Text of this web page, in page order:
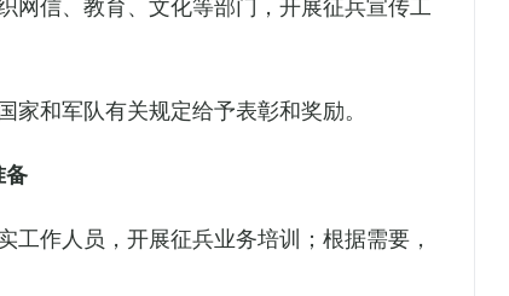
和军队有关规定给予表彰和奖励。
作人员，开展征兵业务培训；根据需要，